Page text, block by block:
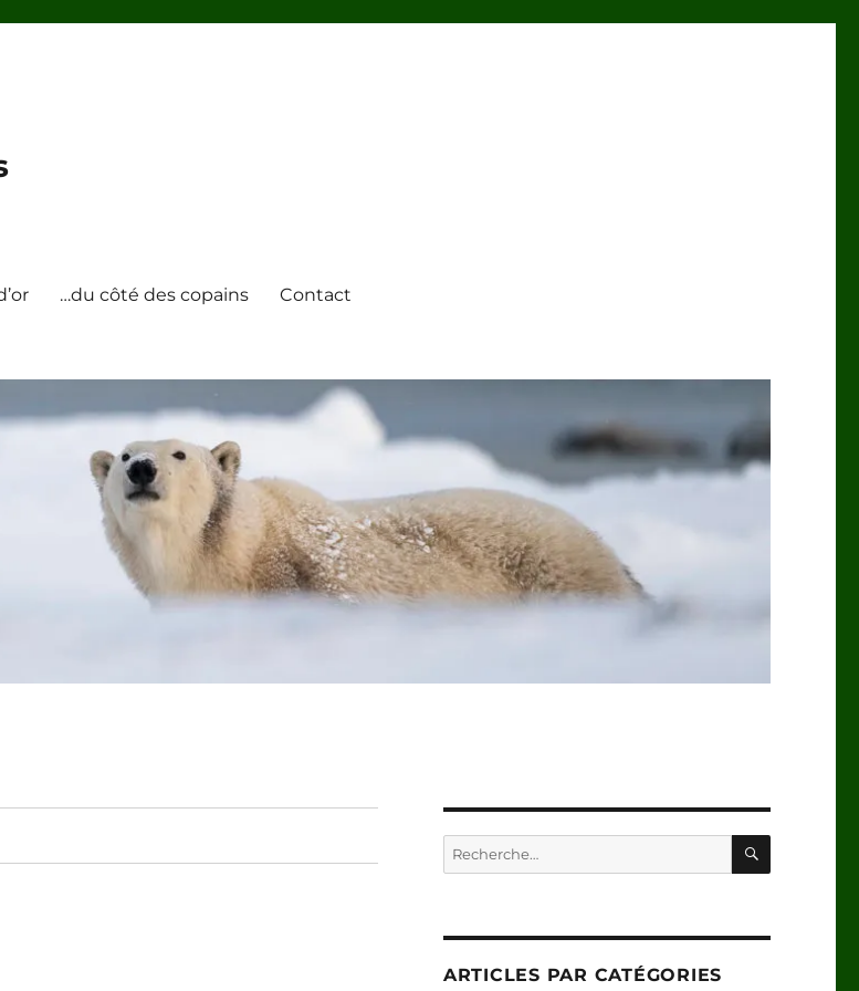
…du côté des copains Contact
Recherche
pour :
ARTICLES PAR CATÉGORIES